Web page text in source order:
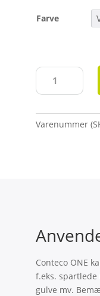
Farve
Conteco
Varenummer
Conteco ONE
f.eks.
gulve mv.